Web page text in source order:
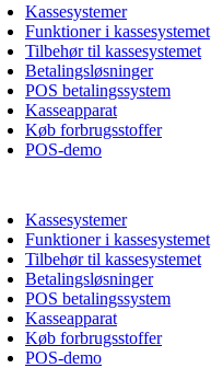
Kassesystemer
Funktioner i kassesystemet
Tilbehør til kassesystemet
Betalingsløsninger
POS betalingssystem
Kasseapparat
Køb forbrugsstoffer
POS-demo
Kassesystemer
Funktioner i kassesystemet
Tilbehør til kassesystemet
Betalingsløsninger
POS betalingssystem
Kasseapparat
Køb forbrugsstoffer
POS-demo